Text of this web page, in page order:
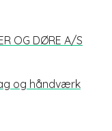
OG DØRE A/S
og håndværk